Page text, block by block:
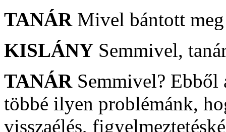
TANÁRMivel bántott meg
KISLÁNY Semmivel,
TANÁRSemmivel? Ebből
többé ilyen problémánk,
visszaélés,